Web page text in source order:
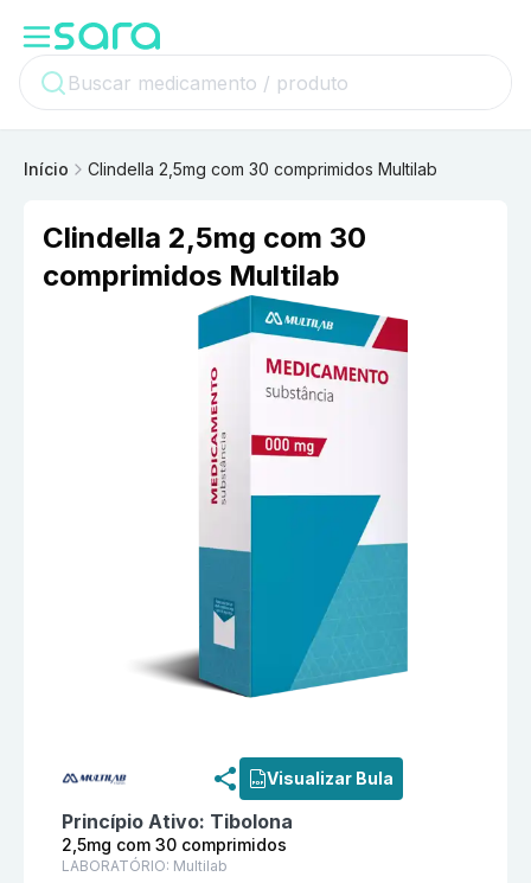
Início Clindella 2,5mg com 30 comprimidos Multilab
Clindella 2,5mg com 30
comprimidos Multilab
Visualizar Bula
Princípio Ativo: Tibolona
2,5mg com 30 comprimidos
LABORATÓRIO: Multilab